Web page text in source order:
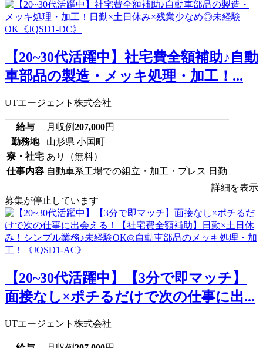
【20~30代活躍中】社宅費全額補助♪自動
車部品の製造・メッキ処理・加工！...
UTエージェント株式会社
給与 月収例207,000円
勤務地
山形県 小国町
寮・社宅 あり（無料）
仕事内容 自動車系工場での組立・加工・プレス 日勤
詳細を表示
募集が停止しています
【20~30代活躍中】【3分で即マッチ】
面接なし×ポチるだけで次の仕事に出...
UTエージェント株式会社